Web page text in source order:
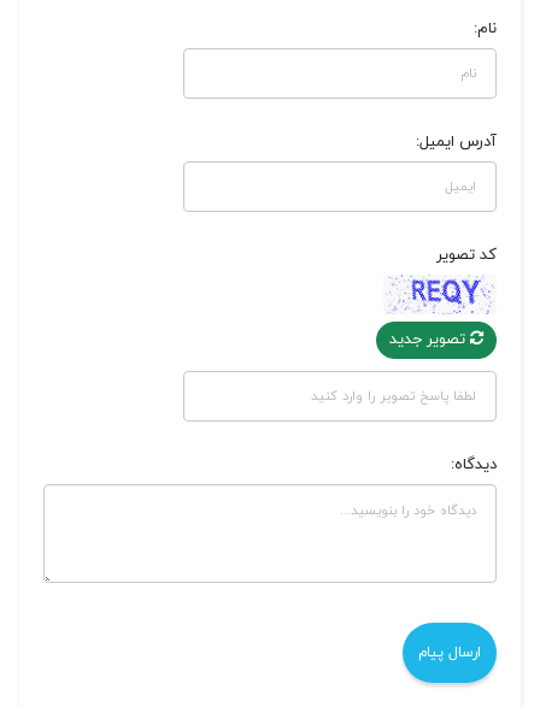
نام:
آدرس ایمیل:
کد تصویر
تصویر جدید
دیدگاه: